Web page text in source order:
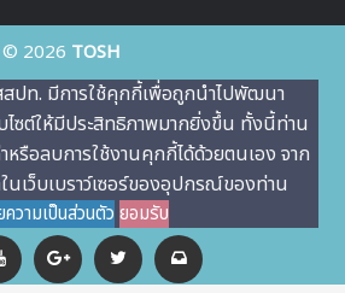
© 2026 TOSH
สปท. มีการใช้คุกกี้เพื่อถูกนําไปพัฒนา
ไซต์ให้มีประสิทธิภาพมากยิ่งขึ้น ทั้งนี้ท่าน
หรือลบการใช้งานคุกกี้ได้ด้วยตนเอง จาก
นเว็บเบราว์เซอร์ของอุปกรณ์ของท่าน
ความเป็นส่วนตัว ยอมรับ